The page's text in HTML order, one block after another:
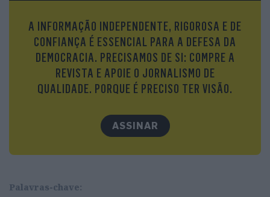
instalação da Entidade da Concorrência, projeto
que corresponde à lei de 2019, mas que tarda em
sair do papel (prevendo-se agora a sua
concretização para 2024).
funcionamento do TC, mas a intervenção pública
de Caupers continuou a distanciar-se da dos seus
antecessores – contrastando com a discrição
Andrade –, dividindo as opiniões do setor: entre
A INFORMAÇÃO INDEPENDENTE, RIGOROSA E DE
CONFIANÇA É ESSENCIAL PARA A DEFESA DA
DEMOCRACIA. PRECISAMOS DE SI: COMPRE A
REVISTA E APOIE O JORNALISMO DE
QUALIDADE. PORQUE É PRECISO TER VISÃO.
ASSINAR
Palavras-chave: